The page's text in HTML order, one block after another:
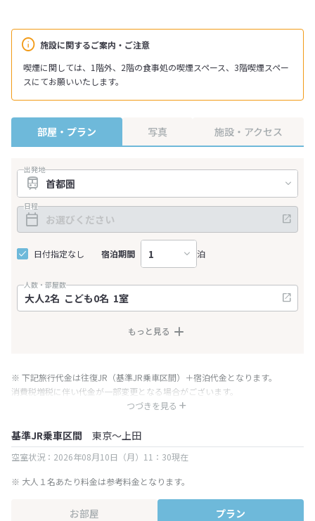
施設に関するご案内・ご注意
喫煙に関しては、1階外、2階の食事処の喫煙スペース、3階喫煙スペー
スにてお願いいたします。
部屋・プラン 写真 施設・アクセス
出発地
日程
日付指定なし 宿泊期間 泊
人数・部屋数
もっと見る
つづきを見る
※ 下記旅行代金は往復JR（基準JR乗車区間）＋宿泊代金となります。
消費税増税に伴い代金が一部変更となる場合がございます。
※ 表示されている旅行代金・プラン内容は一定時間ごとに更新されます。最
基準JR乗車区間 東京～上田
空室状況：2026年08月10日（月）11：30現在
※ 大人１名あたり料金は参考料金となります。
お部屋 プラン